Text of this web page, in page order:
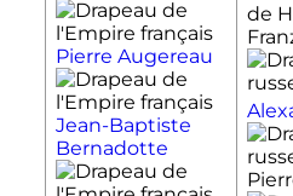
Pierre Augereau
Jean-Baptiste
Bernadotte